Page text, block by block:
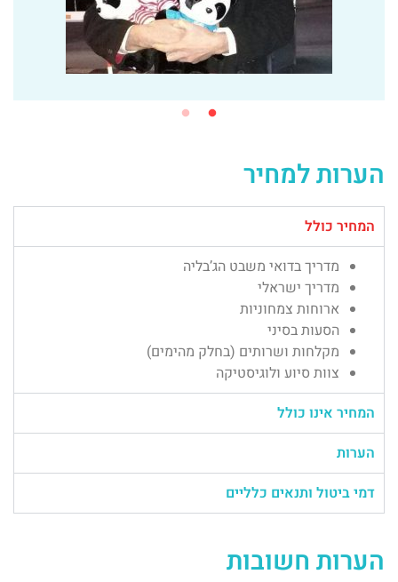
הערות למחיר
המחיר כולל
מדריך בדואי משבט הג’בליה
מדריך ישראלי
ארוחות צמחוניות
הסעות בסיני
מקלחות ושרותים (בחלק מהימים)
צוות סיוע ולוגיסטיקה
המחיר אינו כולל
הערות
דמי ביטול ותנאים כלליים
הערות חשובות